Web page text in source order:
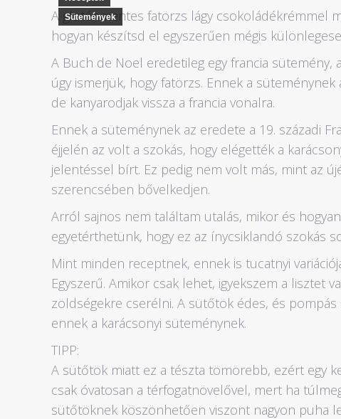
Sütemények
A gluténmentes fatörzs lágy csokoládékrémmel
hogyan készítsd el egyszerűen mégis
A Buch de Noel eredetileg egy francia
úgy ismerjük, hogy fatörzs. Ennek a
de kanyarodjak vissza a francia vonalra.
Ennek a süteménynek az eredete a 19. századi
éjjelén az volt a szokás, hogy elégették a
jelentéssel bírt. Ez pedig nem volt más, mint az
szerencsében bővelkedjen.
Arról sajnos nem találtam utalás, mikor és
egyetérthetünk, hogy ez az ínycsiklandó szokás
Mint minden receptnek, ennek is tucatnyi
Egyszerű. Amikor csak lehet, igyekszem a lisztet
zöldségekre cserélni. A sütőtök édes, és
ennek a karácsonyi süteménynek.
TIPP:
A sütőtök miatt ez a tészta tömörebb, ezért egy
csak óvatosan a térfogatnövelővel, mert ha
sütőtöknek köszönhetően viszont nagyon puha